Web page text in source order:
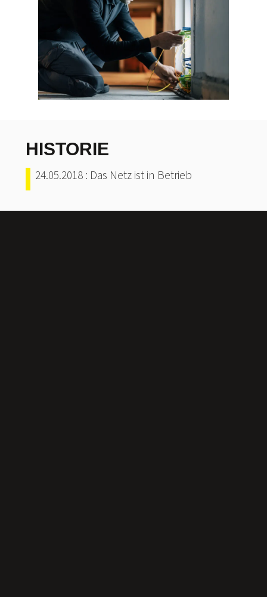
HISTORIE
24.05.2018 : Das Netz ist in Betrieb